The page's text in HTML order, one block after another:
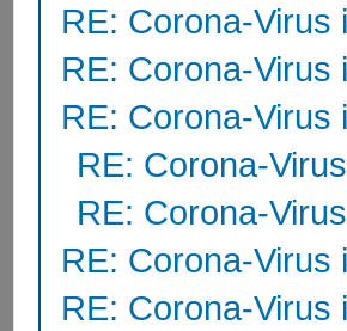
RE: Corona-Virus
RE: Corona-Virus
RE: Corona-Virus
RE: Corona-
RE: Corona-
RE: Corona-Virus
RE: Corona-Virus